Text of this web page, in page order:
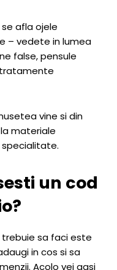
afla ojele
– vedete in lumea
false, pensule
vine si din
materiale
un cod
trebuie sa faci este
in cos si sa
Acolo vei gasi